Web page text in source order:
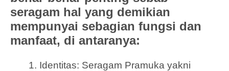
seragam hal yang demikian
mempunyai sebagian fungsi dan
manfaat, di antaranya:
Identitas: Seragam Pramuka yakni